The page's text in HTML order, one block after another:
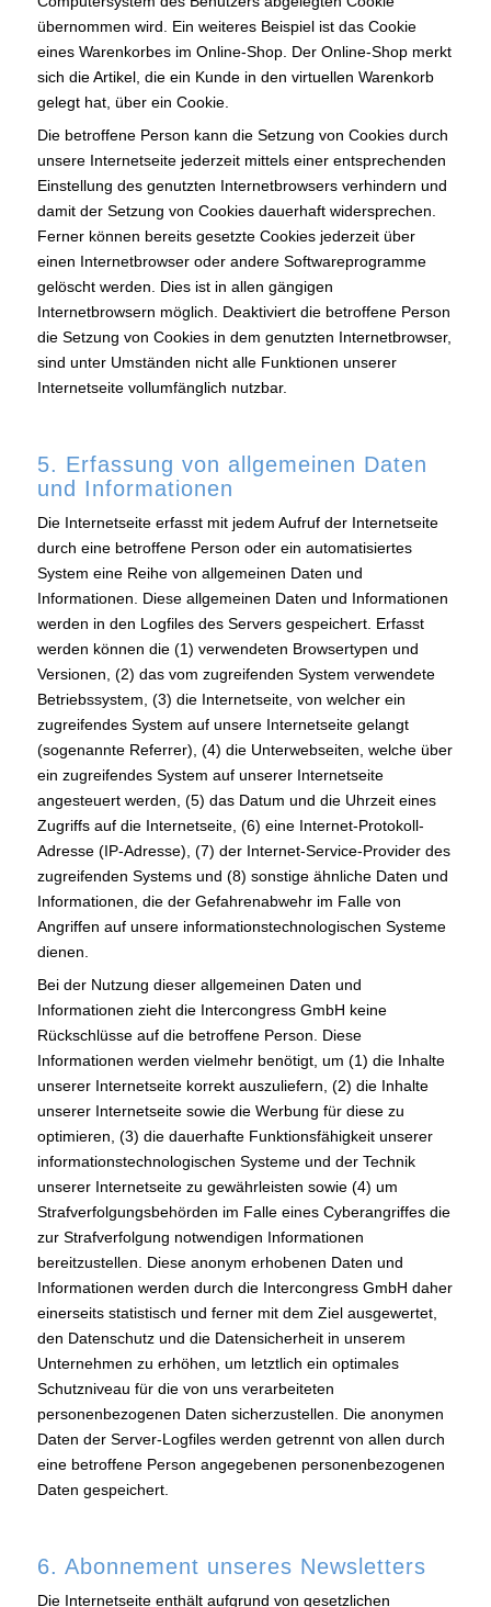
übernommen wird. Ein weiteres Beispiel ist das Cookie
eines Warenkorbes im Online-Shop. Der Online-Shop merkt
sich die Artikel, die ein Kunde in den virtuellen Warenkorb
gelegt hat, über ein Cookie.
Die betroffene Person kann die Setzung von Cookies durch
unsere Internetseite jederzeit mittels einer entsprechenden
Einstellung des genutzten Internetbrowsers verhindern und
damit der Setzung von Cookies dauerhaft widersprechen.
Ferner können bereits gesetzte Cookies jederzeit über
einen Internetbrowser oder andere Softwareprogramme
gelöscht werden. Dies ist in allen gängigen
Internetbrowsern möglich. Deaktiviert die betroffene Person
die Setzung von Cookies in dem genutzten Internetbrowser,
sind unter Umständen nicht alle Funktionen unserer
Internetseite vollumfänglich nutzbar.
5. Erfassung von allgemeinen Daten
und Informationen
Die Internetseite erfasst mit jedem Aufruf der Internetseite
durch eine betroffene Person oder ein automatisiertes
System eine Reihe von allgemeinen Daten und
Informationen. Diese allgemeinen Daten und Informationen
werden in den Logfiles des Servers gespeichert. Erfasst
werden können die (1) verwendeten Browsertypen und
Versionen, (2) das vom zugreifenden System verwendete
Betriebssystem, (3) die Internetseite, von welcher ein
zugreifendes System auf unsere Internetseite gelangt
(sogenannte Referrer), (4) die Unterwebseiten, welche über
ein zugreifendes System auf unserer Internetseite
angesteuert werden, (5) das Datum und die Uhrzeit eines
Zugriffs auf die Internetseite, (6) eine Internet-Protokoll-
Adresse (IP-Adresse), (7) der Internet-Service-Provider des
zugreifenden Systems und (8) sonstige ähnliche Daten und
Informationen, die der Gefahrenabwehr im Falle von
Angriffen auf unsere informationstechnologischen Systeme
dienen.
Bei der Nutzung dieser allgemeinen Daten und
Informationen zieht die Intercongress GmbH keine
Rückschlüsse auf die betroffene Person. Diese
Informationen werden vielmehr benötigt, um (1) die Inhalte
unserer Internetseite korrekt auszuliefern, (2) die Inhalte
unserer Internetseite sowie die Werbung für diese zu
optimieren, (3) die dauerhafte Funktionsfähigkeit unserer
informationstechnologischen Systeme und der Technik
unserer Internetseite zu gewährleisten sowie (4) um
Strafverfolgungsbehörden im Falle eines Cyberangriffes die
zur Strafverfolgung notwendigen Informationen
bereitzustellen. Diese anonym erhobenen Daten und
Informationen werden durch die Intercongress GmbH daher
einerseits statistisch und ferner mit dem Ziel ausgewertet,
den Datenschutz und die Datensicherheit in unserem
Unternehmen zu erhöhen, um letztlich ein optimales
Schutzniveau für die von uns verarbeiteten
personenbezogenen Daten sicherzustellen. Die anonymen
Daten der Server-Logfiles werden getrennt von allen durch
eine betroffene Person angegebenen personenbezogenen
Daten gespeichert.
6. Abonnement unseres Newsletters
Die Internetseite enthält aufgrund von gesetzlichen